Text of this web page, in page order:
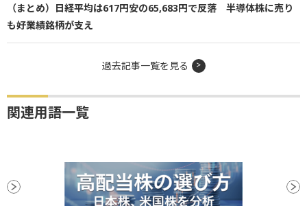
（まとめ）日経平均は617円安の65,683円で反落 半導体株に売り
も好業績銘柄が支え
過去記事一覧を見る
関連用語一覧